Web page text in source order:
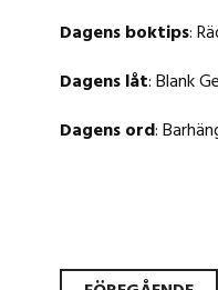
Dagens boktips:
Dagens låt: Blank
Dagens ord: